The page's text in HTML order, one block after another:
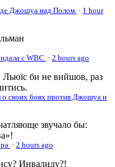
Джошуа над Полом · 1 hour
с WBС · 2 hours ago
Льюїс би не вийшов, раз
о своих боях против Джошуа и
звучало бы:
· 2 hours ago
Инвалиду?!